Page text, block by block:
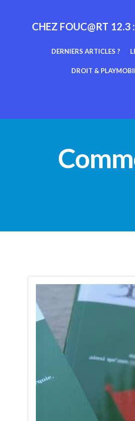
CHEZ FOUC@RT 12.3
DERNIERS ARTICLES ?
DROIT &